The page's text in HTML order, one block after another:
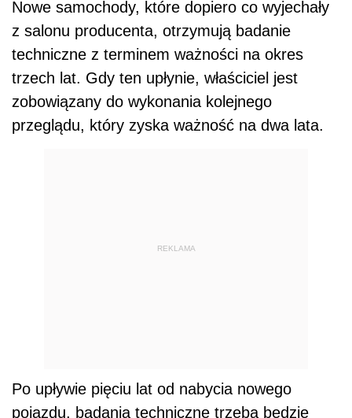
Nowe samochody, które dopiero co wyjechały
z salonu producenta, otrzymują badanie
techniczne z terminem ważności na okres
trzech lat. Gdy ten upłynie, właściciel jest
zobowiązany do wykonania kolejnego
przeglądu, który zyska ważność na dwa lata.
REKLAMA
Po upływie pięciu lat od nabycia nowego
pojazdu, badania techniczne trzeba będzie